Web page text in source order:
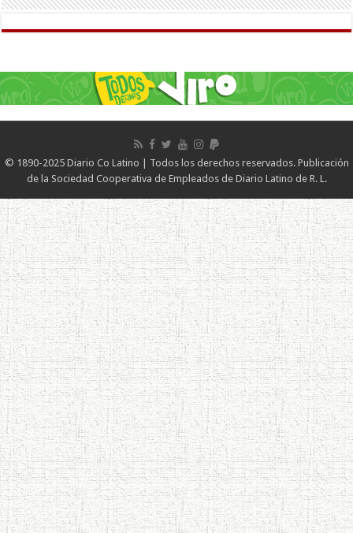
© 1890-2025 Diario Co Latino | Todos los derechos reservados. Publicación
de la Sociedad Cooperativa de Empleados de Diario Latino de R. L.